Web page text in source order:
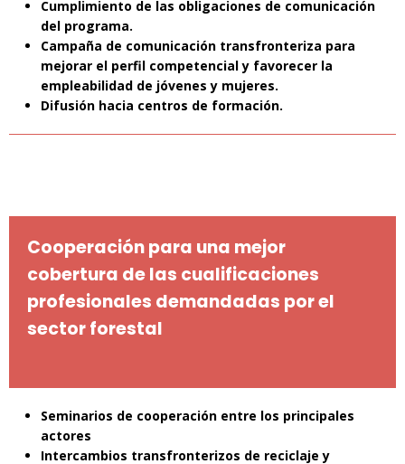
Cumplimiento de las obligaciones de comunicación
del programa.
Campaña de comunicación transfronteriza para
mejorar el perfil competencial y favorecer la
empleabilidad de jóvenes y mujeres.
Difusión hacia centros de formación.
Cooperación para una mejor
cobertura de las cualificaciones
profesionales demandadas por el
sector forestal
Seminarios de cooperación entre los principales
actores
Intercambios transfronterizos de reciclaje y